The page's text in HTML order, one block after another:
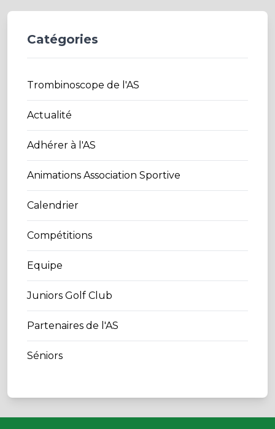
Catégories
Trombinoscope de l'AS
Actualité
Adhérer à l'AS
Animations Association Sportive
Calendrier
Compétitions
Equipe
Juniors Golf Club
Partenaires de l'AS
Séniors